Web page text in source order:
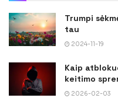
Trumpi
tau
2024-11-19
Kaip
keitimo
2026-02-03